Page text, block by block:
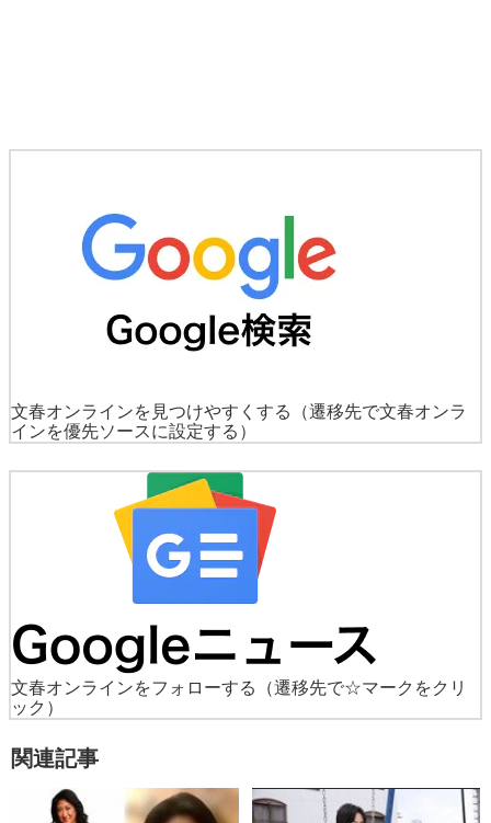
文春オンラインを見つけやすくする
（遷移先で文春オンラ
インを優先ソースに設定する）
文春オンラインをフォローする
（遷移先で☆マークをクリ
ック）
関連記事